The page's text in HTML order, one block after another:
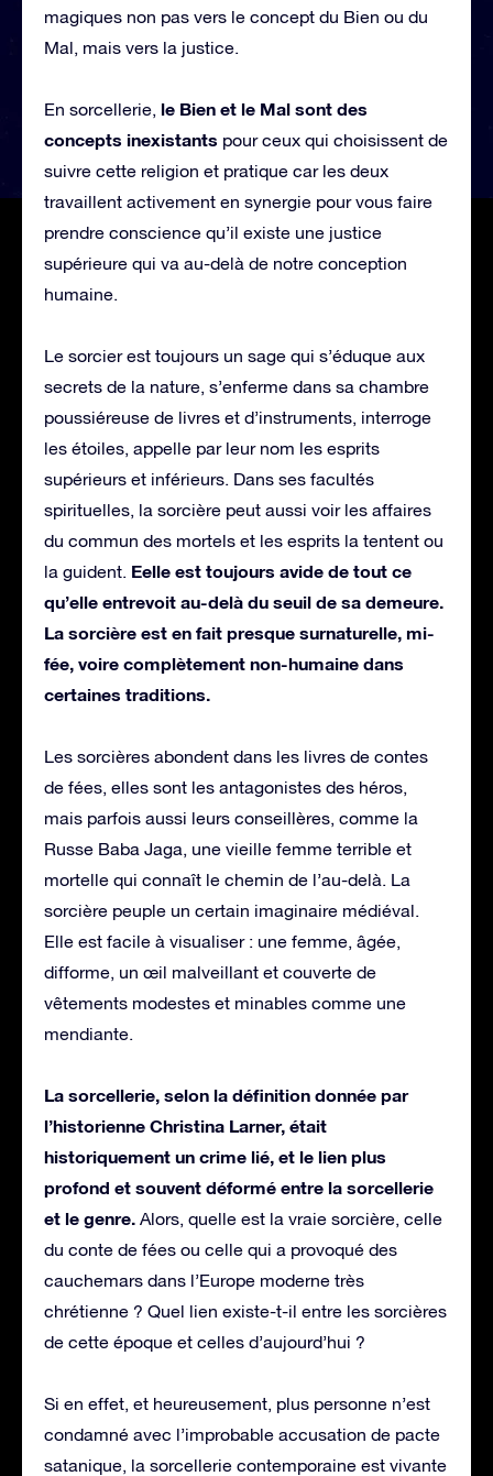
magiques non pas vers le concept du Bien ou du
Mal, mais vers la justice.
En sorcellerie, le Bien et le Mal sont des
concepts inexistants pour ceux qui choisissent de
suivre cette religion et pratique car les deux
travaillent activement en synergie pour vous faire
prendre conscience qu’il existe une justice
supérieure qui va au-delà de notre conception
humaine.
Le sorcier est toujours un sage qui s’éduque aux
secrets de la nature, s’enferme dans sa chambre
poussiéreuse de livres et d’instruments, interroge
les étoiles, appelle par leur nom les esprits
supérieurs et inférieurs. Dans ses facultés
spirituelles, la sorcière peut aussi voir les affaires
du commun des mortels et les esprits la tentent ou
la guident. Eelle est toujours avide de tout ce
qu’elle entrevoit au-delà du seuil de sa demeure.
La sorcière est en fait presque surnaturelle, mi-
fée, voire complètement non-humaine dans
certaines traditions.
Les sorcières abondent dans les livres de contes
de fées, elles sont les antagonistes des héros,
mais parfois aussi leurs conseillères, comme la
Russe Baba Jaga, une vieille femme terrible et
mortelle qui connaît le chemin de l’au-delà. La
sorcière peuple un certain imaginaire médiéval.
Elle est facile à visualiser : une femme, âgée,
difforme, un œil malveillant et couverte de
vêtements modestes et minables comme une
mendiante.
La sorcellerie, selon la définition donnée par
l’historienne Christina Larner, était
historiquement un crime lié, et le lien plus
profond et souvent déformé entre la sorcellerie
et le genre. Alors, quelle est la vraie sorcière, celle
du conte de fées ou celle qui a provoqué des
cauchemars dans l’Europe moderne très
chrétienne ? Quel lien existe-t-il entre les sorcières
de cette époque et celles d’aujourd’hui ?
Si en effet, et heureusement, plus personne n’est
condamné avec l’improbable accusation de pacte
satanique, la sorcellerie contemporaine est vivante